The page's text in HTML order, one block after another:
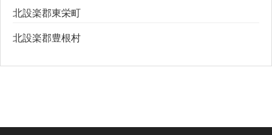
北設楽郡東栄町
北設楽郡豊根村